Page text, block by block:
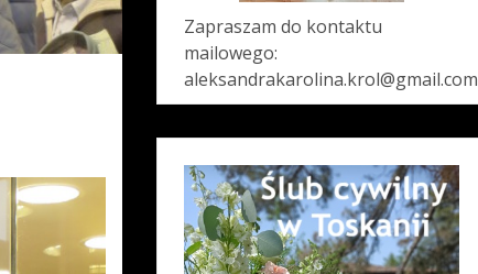
Zapraszam do kontaktu
mailowego:
aleksandrakarolina.krol@gmail.com